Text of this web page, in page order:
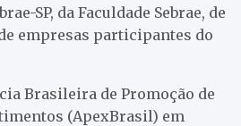
SP, da Faculdade Sebrae, de
empresas participantes do
Brasileira de Promoção de
(ApexBrasil) em